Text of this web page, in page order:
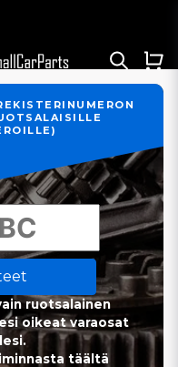
ruotsalainen
oikeat varaosat
täältä